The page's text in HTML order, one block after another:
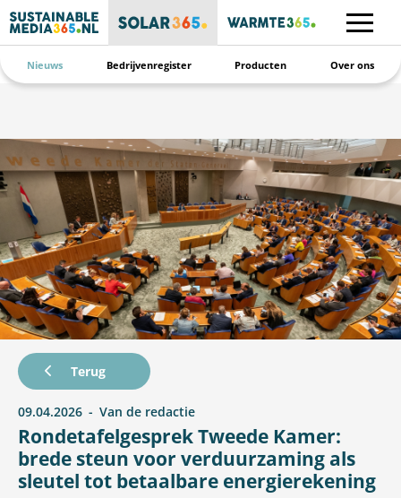
Nieuws Bedrijvenregister Producten Over ons
Rondetafelgesprek Tweede Kamer:
brede steun voor verduurzaming als
sleutel tot betaalbare energierekening
Terug
09.04.2026 Van de redactie